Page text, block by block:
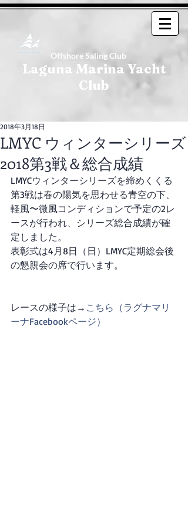
Offshore Saling Club
Laguna Marina Yacht
Club
LMYC ウィンターシリーズ
2018第3戦＆総合成績
2018年3月18日
LMYCウィンターシリーズを締めくくる
第3戦は春の陽気を思わせる青空の下、
軽風〜微風コンディションで予定の2レ
ースが行われ、シリーズ総合成績が確
定しました。
表彰式は4月8日（日）LMYC定期総会後
の懇親会の席で行います。
レースの様子は→ こちら（ラグナマリ
ーナFacebookページ）